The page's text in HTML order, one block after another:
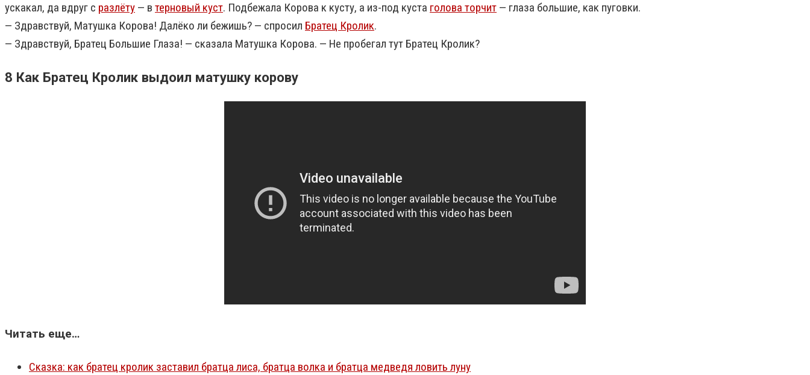
ускакал, да вдруг с разлёту — в терновый куст. Подбежала Корова к кусту, а из-под куста голова торчит — глаза большие, как пуговки.
— Здравствуй, Матушка Корова! Далёко ли бежишь? — спросил Братец Кролик.
— Здравствуй, Братец Большие Глаза! — сказала Матушка Корова. — Не пробегал тут Братец Кролик?
8 Как Братец Кролик выдоил матушку корову
Читать еще…
Сказка: как братец кролик заставил братца лиса, братца волка и братца медведя ловить луну